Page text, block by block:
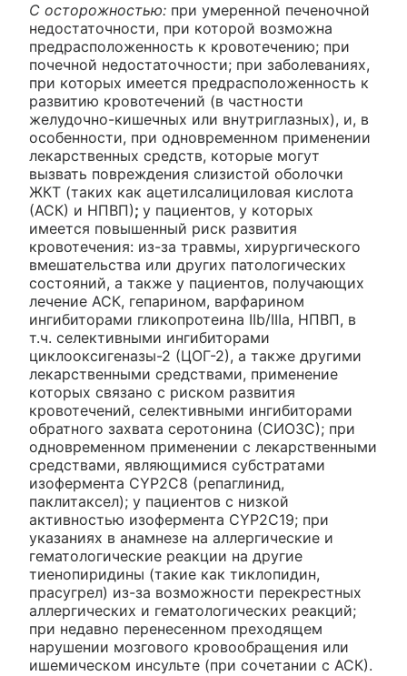
С осторожностью: при умеренной печеночной
недостаточности, при которой возможна
предрасположенность к кровотечению; при
почечной недостаточности; при заболеваниях,
при которых имеется предрасположенность к
развитию кровотечений (в частности
желудочно-кишечных или внутриглазных), и, в
особенности, при одновременном применении
лекарственных средств, которые могут
вызвать повреждения слизистой оболочки
ЖКТ (таких как ацетилсалициловая кислота
(АСК) и НПВП); у пациентов, у которых
имеется повышенный риск развития
кровотечения: из-за травмы, хирургического
вмешательства или других патологических
состояний, а также у пациентов, получающих
лечение АСК, гепарином, варфарином
ингибиторами гликопротеина IIb/IIIa, НПВП, в
т.ч. селективными ингибиторами
циклооксигеназы-2 (ЦОГ-2), а также другими
лекарственными средствами, применение
которых связано с риском развития
кровотечений, селективными ингибиторами
обратного захвата серотонина (СИОЗС); при
одновременном применении с лекарственными
средствами, являющимися субстратами
изофермента CYP2C8 (репаглинид,
паклитаксел); у пациентов с низкой
активностью изофермента CYP2C19; при
указаниях в анамнезе на аллергические и
гематологические реакции на другие
тиенопиридины (такие как тиклопидин,
прасугрел) из-за возможности перекрестных
аллергических и гематологических реакций;
при недавно перенесенном преходящем
нарушении мозгового кровообращения или
ишемическом инсульте (при сочетании с АСК).